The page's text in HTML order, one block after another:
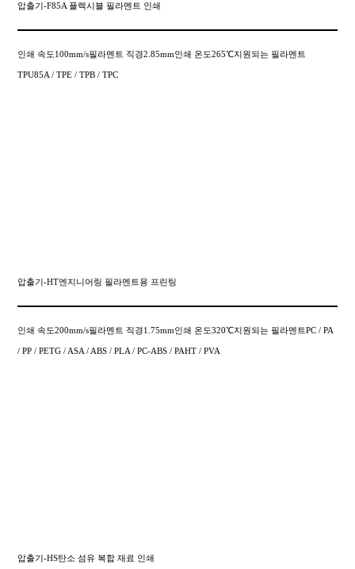
압출기-F85A 플렉시블 필라멘트 인쇄
인쇄 속도100mm/s필라멘트 직경2.85mm인쇄 온도265℃지원되는 필라멘트
TPU85A / TPE / TPB / TPC
압출기-HT엔지니어링 필라멘트용 프린팅
인쇄 속도200mm/s필라멘트 직경1.75mm인쇄 온도320℃지원되는 필라멘트PC / PA
/ PP / PETG / ASA / ABS / PLA / PC-ABS / PAHT / PVA
압출기-HS탄소 섬유 복합 재료 인쇄